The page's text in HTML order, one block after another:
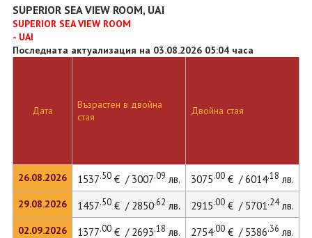
SUPERIOR SEA VIEW ROOM, UAI
SUPERIOR SEA VIEW ROOM
- UAI
Последната актуализация на 03.08.2026 05:04 часа
Дата
26.08.2026
29.08.2026
02.09.2026
Възрастен в двойна
стая
Двойна стая
1537.50€ / 3007.09 лв. 3075.00€ / 6014.18 лв.
1457.50€ / 2850.62 лв. 2915.00€ / 5701.24лв.
1377.00€ / 2693.18 лв. 2754.00€ / 5386.36 лв.